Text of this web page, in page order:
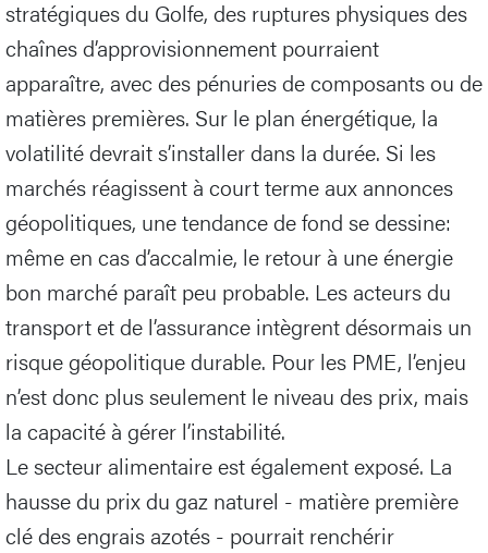
stratégiques du Golfe, des ruptures physiques des
chaînes d’approvisionnement pourraient
apparaître, avec des pénuries de composants ou de
matières premières. Sur le plan énergétique, la
volatilité devrait s’installer dans la durée. Si les
marchés réagissent à court terme aux annonces
géopolitiques, une tendance de fond se dessine:
même en cas d’accalmie, le retour à une énergie
bon marché paraît peu probable. Les acteurs du
transport et de l’assurance intègrent désormais un
risque géopolitique durable. Pour les PME, l’enjeu
n’est donc plus seulement le niveau des prix, mais
la capacité à gérer l’instabilité.
Le secteur alimentaire est également exposé. La
hausse du prix du gaz naturel - matière première
clé des engrais azotés - pourrait renchérir